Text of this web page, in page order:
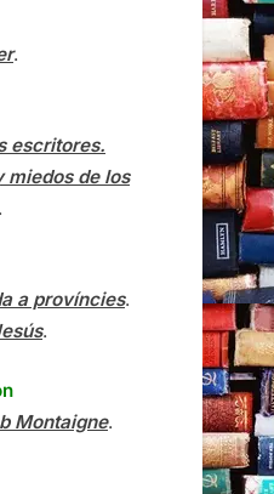
.
escritores.
miedos de los
a províncies.
.
Montaigne.